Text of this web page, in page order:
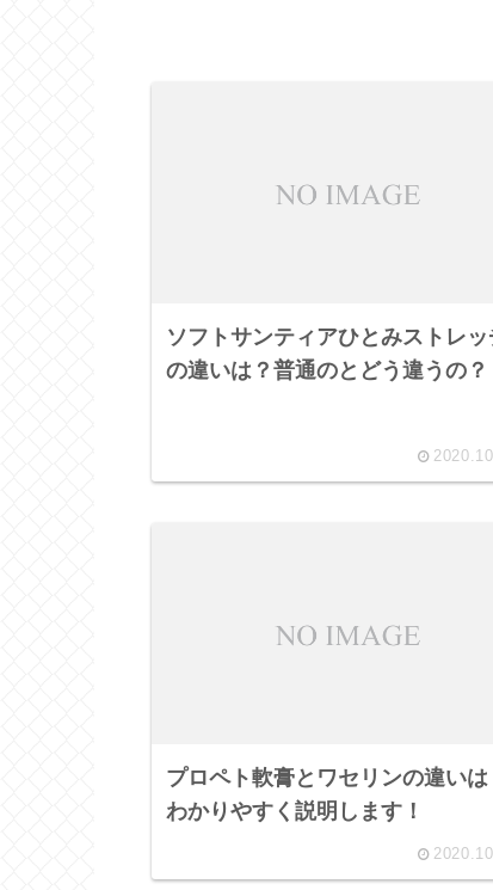
ソフトサンティアひとみストレッ
の違いは？普通のとどう違うの？
プロペト軟膏とワセリンの違いは
わかりやすく説明します！